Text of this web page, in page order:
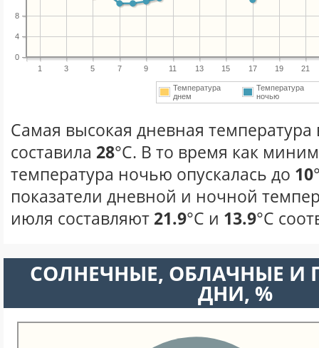
1 3 5 7 9 11 13 15 17 19 21
0
4
8
Температура
днем
Температура
ночью
Самая высокая дневная температура
составила 28°С. В то время как
температура ночью опускалась до 10
показатели дневной и ночной
июля составляют 21.9°С и 13.9°С
CОЛНЕЧНЫЕ, ОБЛАЧНЫЕ И
ДНИ, %